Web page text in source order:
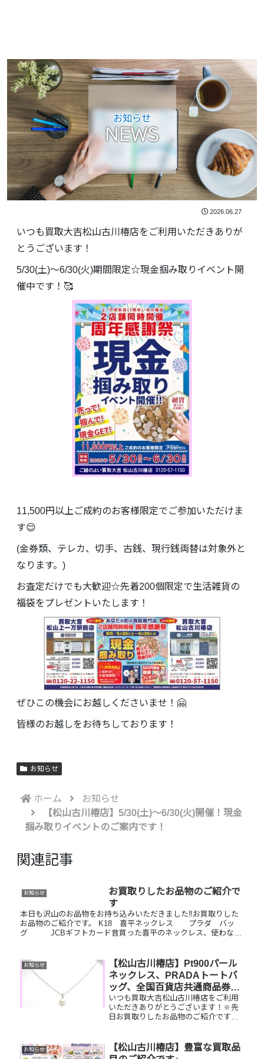
お知らせ
NEWS
2026.06.27
いつも買取大吉松山古川椿店をご利用いただきありが
とうございます！
5/30(土)～6/30(火)期間限定☆現金掴み取りイベント開
催中です！🥰
11,500円以上ご成約のお客様限定でご参加いただけま
す😌
(金券類、テレカ、切手、古銭、現行銭両替は対象外と
なります。)
お査定だけでも大歓迎☆先着200個限定で生活雑貨の
福袋をプレゼントいたします！
ぜひこの機会にお越しくださいませ！🤗
皆様のお越しをお待ちしております！
お知らせ
ホーム
お知らせ
【松山古川椿店】5/30(土)～6/30(火)開催！現金
掴み取りイベントのご案内です！
関連記事
お知らせ
お買取りしたお品物のご紹介で
す
本日も沢山のお品物をお持ち込みいただきました‼️お買取りした
お品物のご紹介です。 K18 喜平ネックレス プラダ バッ
グ JCBギフトカード昔買った喜平のネックレス、使わない
お知らせ
【松山古川椿店】Pt900パール
ネックレス、PRADAトートバ
ッグ、全国百貨店共通商品券を
お買取りしました！
いつも買取大吉松山古川椿店をご利用
いただきありがとうございます！🔆先
日お買取りしたお品物のご紹介です。
で眠っているお品物はございません
か？そのお品物ぜひ！買取大吉...
お知らせ
【松山古川椿店】豊富な買取品